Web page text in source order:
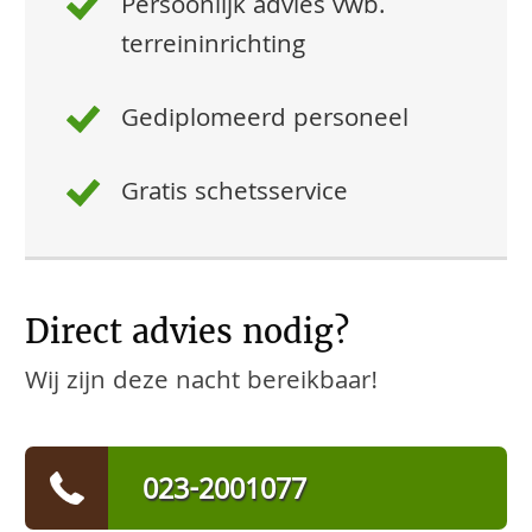
Persoonlijk advies vwb.
terreininrichting
Gediplomeerd personeel
Gratis schetsservice
Direct advies nodig?
Wij zijn deze nacht bereikbaar!
023-2001077